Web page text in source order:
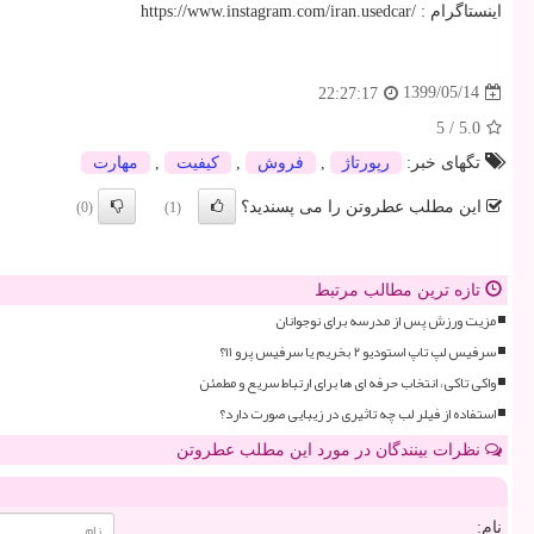
اینستاگرام : https://www.instagram.com/iran.usedcar/
1399/05/14
22:27:17
5.0
/
5
تگهای خبر:
رپورتاژ , فروش , كیفیت , مهارت
این مطلب عطروتن را می پسندید؟ (1)
(0)
تازه ترین مطالب مرتبط
مزیت ورزش پس از مدرسه برای نوجوانان
سرفیس لپ تاپ استودیو ۲ بخریم یا سرفیس پرو ۱۱؟
واکی تاکی، انتخاب حرفه ای ها برای ارتباط سریع و مطمئن
استفاده از فیلر لب چه تاثیری در زیبایی صورت دارد؟
نظرات بینندگان در مورد این مطلب عطروتن
نام: